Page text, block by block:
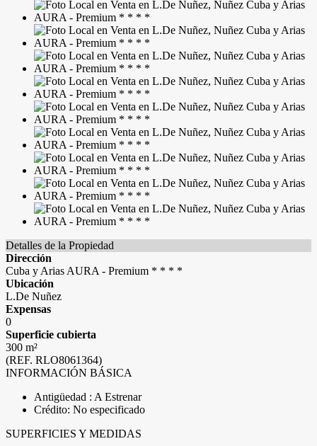
Detalles de la Propiedad
Dirección
Cuba y Arias AURA - Premium * * * *
Ubicación
L.De Nuñez
Expensas
0
Superficie cubierta
300 m²
(REF. RLO8061364)
INFORMACIÓN BÁSICA
Antigüedad : A Estrenar
Crédito: No especificado
SUPERFICIES Y MEDIDAS